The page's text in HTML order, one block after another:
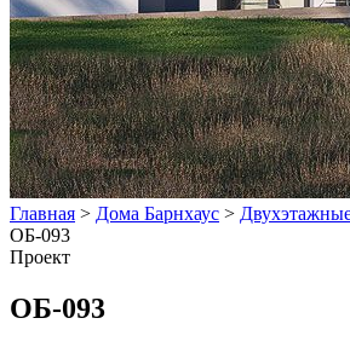
Главная > Дома Барнхаус >
ОБ-093
Проект
ОБ-093